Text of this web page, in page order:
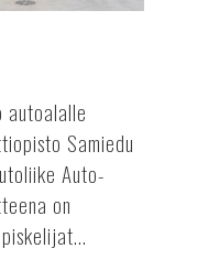
autoalalle
Samiedu
Auto-
on